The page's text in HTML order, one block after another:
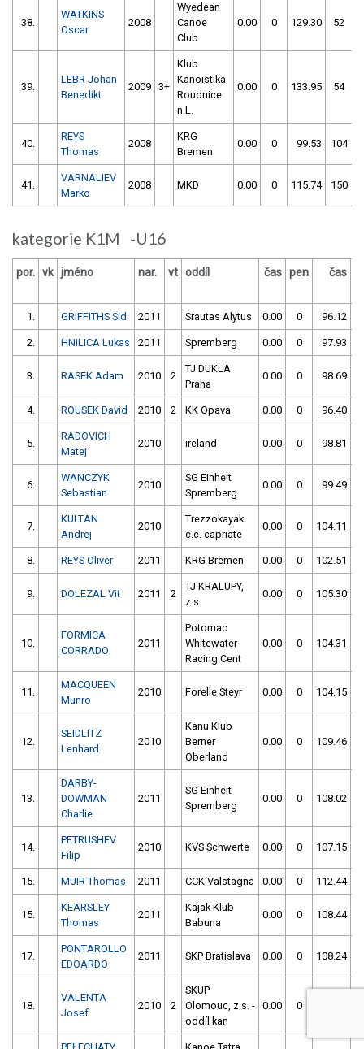
38.
WATKINS
Oscar
2008
Wyedean
Canoe
Club
0.00 0 129.30 52
39.
LEBR Johan
Benedikt
2009 3+
Klub
Kanoistika
Roudnice
n.L.
0.00 0 133.95 54
40.
REYS
Thomas
2008
KRG
Bremen
0.00 0 99.53 104
41.
VARNALIEV
Marko
2008 MKD 0.00 0 115.74 150
kategorie K1M -U16
por. vk jméno nar. vt oddíl čas pen čas
1. GRIFFITHS Sid 2011 Srautas Alytus 0.00 0 96.12
2. HNILICA Lukas 2011 Spremberg 0.00 0 97.93
3. RASEK Adam 2010 2
TJ DUKLA
Praha
0.00 0 98.69
4. ROUSEK David 2010 2 KK Opava 0.00 0 96.40
5.
RADOVICH
Matej
2010 ireland 0.00 0 98.81
6.
WANCZYK
Sebastian
2010
SG Einheit
Spremberg
0.00 0 99.49
7.
KULTAN
Andrej
2010
Trezzokayak
c.c. capriate
0.00 0 104.11
8. REYS Oliver 2011 KRG Bremen 0.00 0 102.51
9. DOLEZAL Vit 2011 2
TJ KRALUPY,
z.s.
0.00 0 105.30
10.
FORMICA
CORRADO
2011
Potomac
Whitewater
Racing Cent
0.00 0 104.31
11.
MACQUEEN
Munro
2010 Forelle Steyr 0.00 0 104.15
12.
SEIDLITZ
Lenhard
2010
Kanu Klub
Berner
Oberland
0.00 0 109.46
13.
DARBY-
DOWMAN
Charlie
2011
SG Einheit
Spremberg
0.00 0 108.02
14.
PETRUSHEV
Filip
2010 KVS Schwerte 0.00 0 107.15
15. MUIR Thomas 2011 CCK Valstagna 0.00 0 112.44
15.
KEARSLEY
Thomas
2011
Kajak Klub
Babuna
0.00 0 108.44
17.
PONTAROLLO
EDOARDO
2011 SKP Bratislava 0.00 0 108.24
18.
VALENTA
Josef
2010 2
SKUP
Olomouc, z.s. -
oddíl kan
0.00 0